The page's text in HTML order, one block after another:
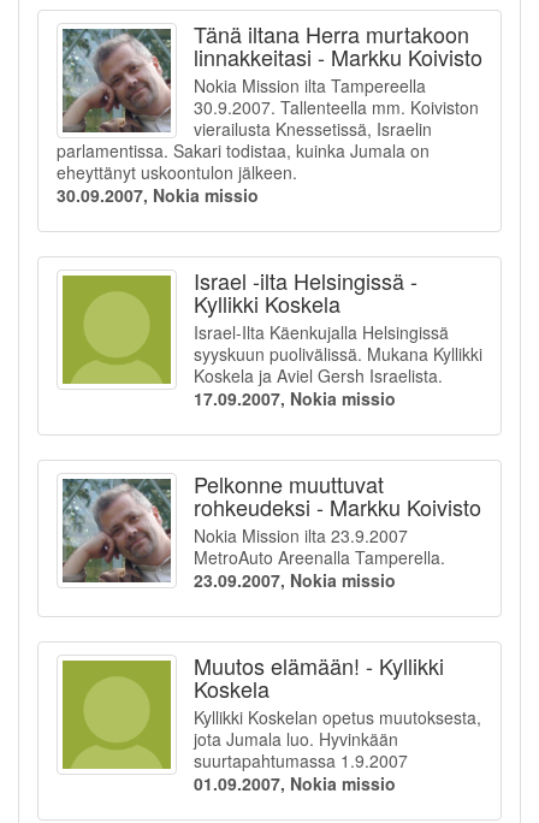
Tänä iltana Herra murtakoon
linnakkeitasi - Markku Koivisto
Nokia Mission ilta Tampereella
30.9.2007. Tallenteella mm. Koiviston
vierailusta Knessetissä, Israelin
parlamentissa. Sakari todistaa, kuinka Jumala on
eheyttänyt uskoontulon jälkeen.
30.09.2007, Nokia missio
Israel -ilta Helsingissä -
Kyllikki Koskela
Israel-Ilta Käenkujalla Helsingissä
syyskuun puolivälissä. Mukana Kyllikki
Koskela ja Aviel Gersh Israelista.
17.09.2007, Nokia missio
Pelkonne muuttuvat
rohkeudeksi - Markku Koivisto
Nokia Mission ilta 23.9.2007
MetroAuto Areenalla Tamperella.
23.09.2007, Nokia missio
Muutos elämään! - Kyllikki
Koskela
Kyllikki Koskelan opetus muutoksesta,
jota Jumala luo. Hyvinkään
suurtapahtumassa 1.9.2007
01.09.2007, Nokia missio